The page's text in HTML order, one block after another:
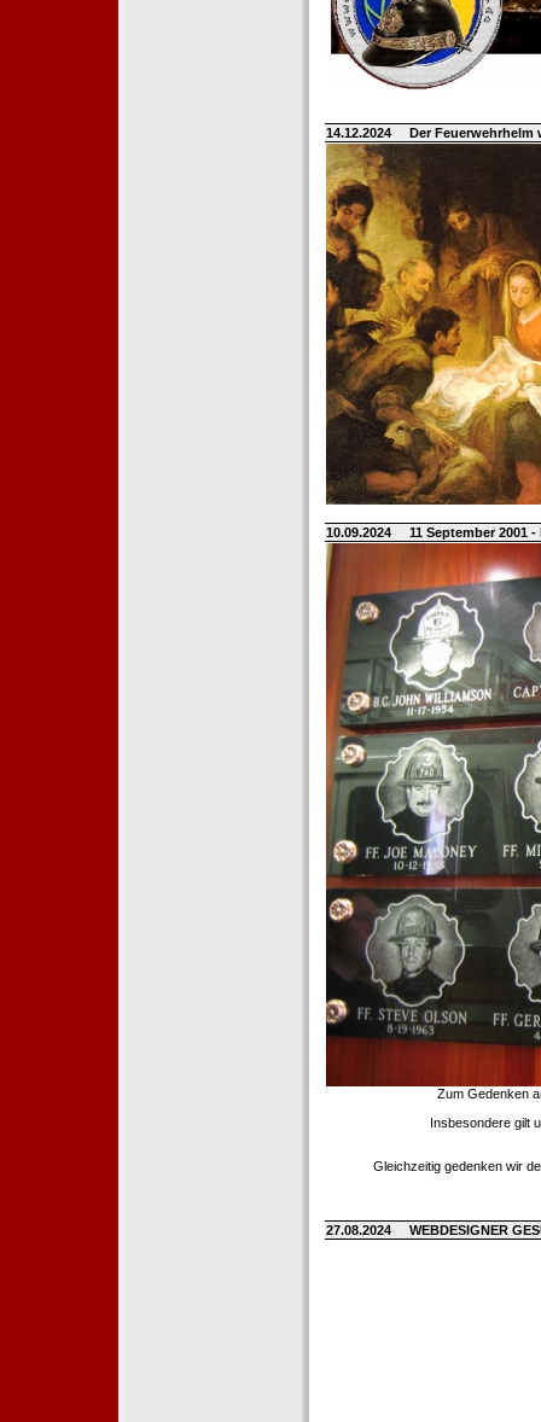
14.12.2024 Der
10.09.2024 11 September 2001
Zum Gedenken
Insbesondere gilt
Gleichzeitig gedenken wir
27.08.2024 WEBDESIGNER